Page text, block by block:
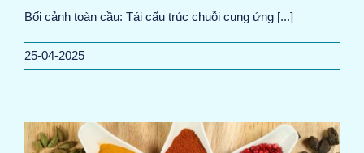
Bối cảnh toàn cầu: Tái cấu trúc chuỗi cung ứng [...]
25-04-2025